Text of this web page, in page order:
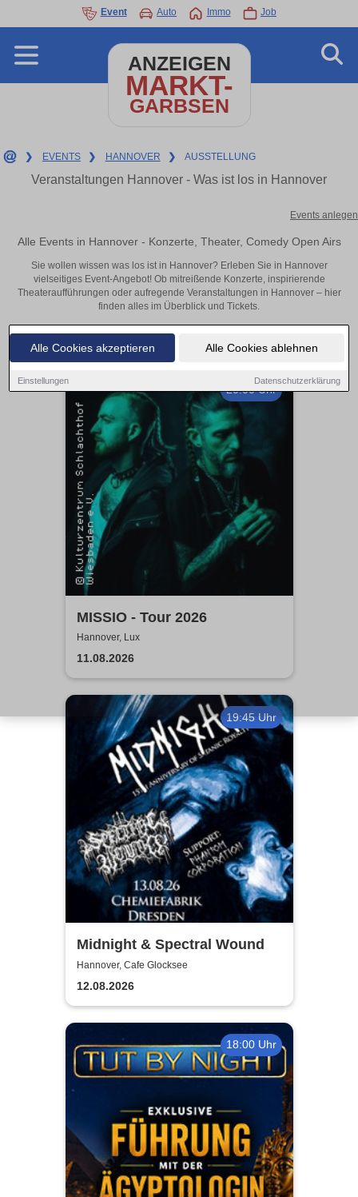
Alle Cookies akzeptieren Alle Cookies ablehnen
Einstellungen Datenschutzerklärung
Event Auto Immo Job
ANZEIGEN
MARKT-
GARBSEN
❯ EVENTS ❯ HANNOVER ❯ AUSSTELLUNG
Veranstaltungen Hannover - Was ist los in Hannover
Events anlegen
Alle Events in Hannover - Konzerte, Theater, Comedy Open Airs
Sie wollen wissen was los ist in Hannover? Erleben Sie in Hannover
vielseitiges Event-Angebot! Ob mitreißende Konzerte, inspirierende
Theateraufführungen oder aufregende Veranstaltungen in Hannover – hier
finden alles im Überblick und Tickets.
20:00 Uhr
MISSIO - Tour 2026
Hannover, Lux
11.08.2026
19:45 Uhr
Midnight & Spectral Wound
Hannover, Cafe Glocksee
12.08.2026
18:00 Uhr